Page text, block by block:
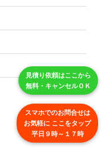
見積り依頼はここから
無料・キャンセルＯＫ
スマホでのお問合せは
お気軽に ここをタップ
平日９時～１７時